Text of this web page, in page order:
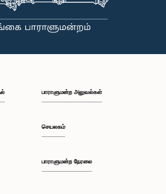
பாராளுமன்ற அலுவல்கள்
செயலகம்
பாராளுமன்ற நேரலை